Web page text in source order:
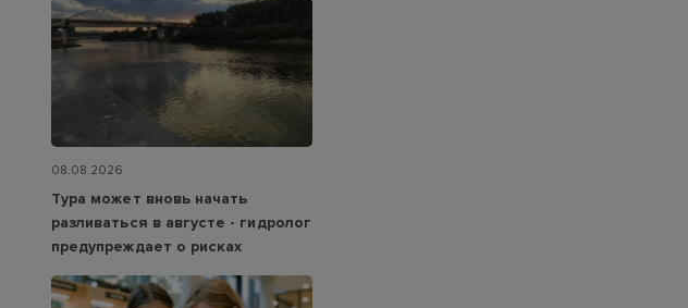
08.08.2026
Тура может вновь начать
разливаться в августе - гидролог
предупреждает о рисках